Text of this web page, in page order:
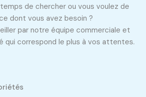
temps de chercher ou vous voulez de
dont vous avez besoin ?
par notre équipe commerciale et
qui correspond le plus à vos attentes.